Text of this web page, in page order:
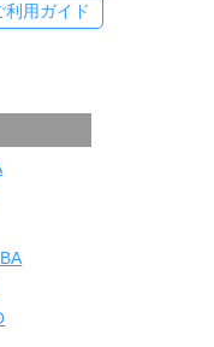
利用ガイド